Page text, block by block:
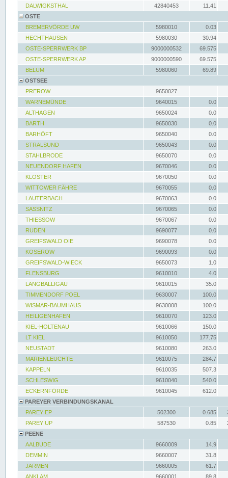
DALWIGKSTHAL
42840453
11.41
OSTE
BREMERVÖRDE UW
5980010
0.03
HECHTHAUSEN
5980030
30.94
OSTE-SPERRWERK BP
9000000532
69.575
OSTE-SPERRWERK AP
9000000590
69.575
BELUM
5980060
69.89
OSTSEE
PREROW
9650027
WARNEMÜNDE
9640015
0.0
ALTHAGEN
9650024
0.0
BARTH
9650030
0.0
BARHÖFT
9650040
0.0
STRALSUND
9650043
0.0
STAHLBRODE
9650070
0.0
NEUENDORF HAFEN
9670046
0.0
KLOSTER
9670050
0.0
WITTOWER FÄHRE
9670055
0.0
LAUTERBACH
9670063
0.0
SASSNITZ
9670065
0.0
THIESSOW
9670067
0.0
RUDEN
9690077
0.0
GREIFSWALD OIE
9690078
0.0
KOSEROW
9690093
0.0
GREIFSWALD-WIECK
9650073
1.0
FLENSBURG
9610010
4.0
LANGBALLIGAU
9610015
35.0
TIMMENDORF POEL
9630007
100.0
WISMAR-BAUMHAUS
9630008
100.0
HEILIGENHAFEN
9610070
123.0
KIEL-HOLTENAU
9610066
150.0
LT KIEL
9610050
177.75
NEUSTADT
9610080
263.0
MARIENLEUCHTE
9610075
284.7
KAPPELN
9610035
507.3
SCHLESWIG
9610040
540.0
ECKERNFÖRDE
9610045
612.0
PAREYER VERBINDUNGSKANAL
PAREY EP
502300 0.685
PAREY UP
587530 0.85
PEENE
AALBUDE
9660009
14.9
DEMMIN
9660007
31.8
JARMEN
9660005
61.7
ANKLAM
9660001
89.8